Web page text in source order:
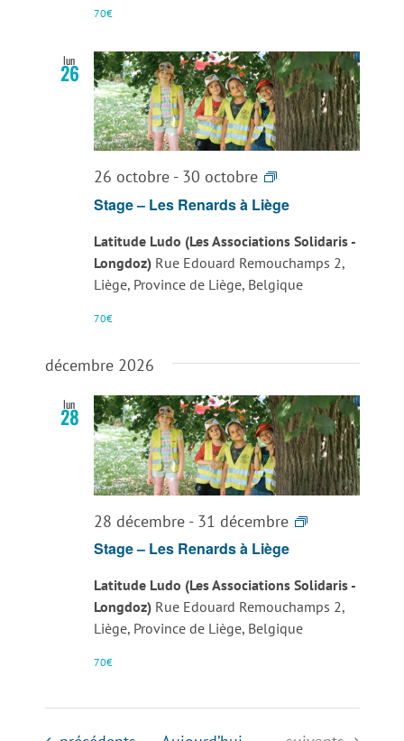
70€
lun
26
26 octobre- 30 octobre
Stage
–
Renards
à
Liège
Stage – Les Renards à Liège
Latitude Ludo (Les Associations Solidaris -
Longdoz) Rue Edouard Remouchamps 2,
Liège, Province de Liège, Belgique
70€
décembre 2026
lun
28
28 décembre- 31 décembre
Stage
Renards
à
Stage – Les Renards à Liège
Latitude Ludo (Les Associations Solidaris -
Longdoz) Rue Edouard Remouchamps 2,
Liège, Province de Liège, Belgique
70€